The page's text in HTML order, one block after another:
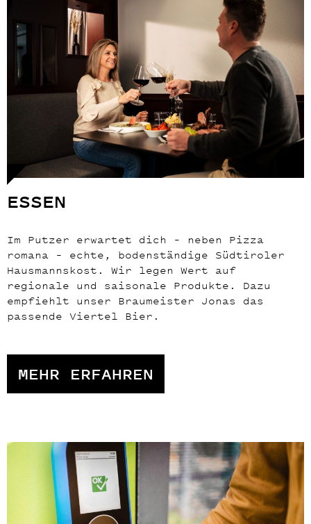
ESSEN
Im Putzer erwartet dich – neben Pizza
romana – echte, bodenständige Südtiroler
Hausmannskost. Wir legen Wert auf
regionale und saisonale Produkte. Dazu
empfiehlt unser Braumeister Jonas das
passende Viertel Bier.
MEHR ERFAHREN